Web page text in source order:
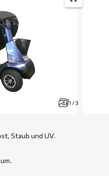
1 / 3
Staub und UV.